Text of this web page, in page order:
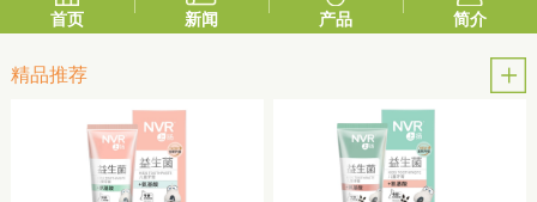
首页 新闻 产品 简介
精品推荐